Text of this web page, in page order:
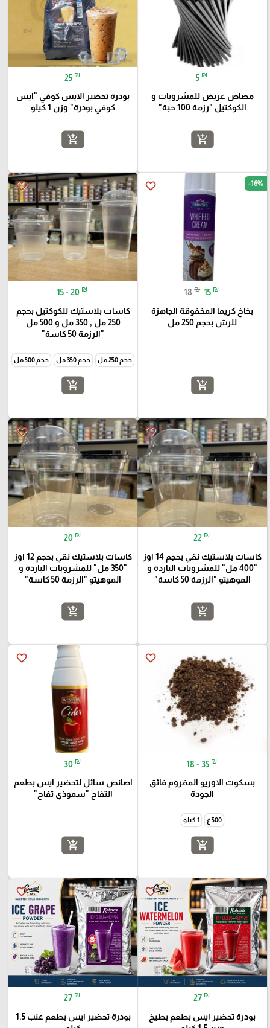
5 ₪
مصاص عريض للمشروبات و
الكوكتيل "رزمة 100 حبة"
add_shopping_cart
25 ₪
بودرة تحضير الايس كوفي "ايس
كوفي بودرة" وزن 1 كيلو
add_shopping_cart
favorite_border -16%
18 ₪ 15 ₪
بخاخ كريما المخفوقة الجاهزة
للرش بحجم 250 مل
add_shopping_cart
favorite_border
15 - 20 ₪
كاسات بلاستيك للكوكتيل بحجم
250 مل , 350 مل و 500 مل
"الرزمة 50 كاسة"
حجم 250 مل حجم 350 مل حجم 500 مل
add_shopping_cart
favorite_border
22 ₪
كاسات بلاستيك نقي بحجم 14 اوز
"400 مل" للمشروبات الباردة و
الموهيتو "الرزمة 50 كاسة"
add_shopping_cart
favorite_border
20 ₪
كاسات بلاستيك نقي بحجم 12 اوز
"350 مل" للمشروبات الباردة و
الموهيتو "الرزمة 50 كاسة"
add_shopping_cart
favorite_border
18 - 35 ₪
بسكوت الاوريو المفروم فائق
الجودة
500 غ 1 كيلو
add_shopping_cart
favorite_border
30 ₪
اصانص سائل لتحضير ايس بطعم
التفاح "سموذي تفاح"
add_shopping_cart
favorite_border
27 ₪
بودرة تحضير ايس بطعم بطيخ
favorite_border
27 ₪
بودرة تحضير ايس بطعم عنب 1.5